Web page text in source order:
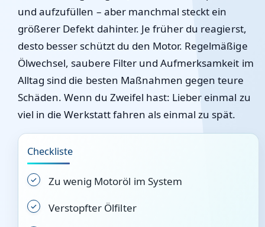
und aufzufüllen – aber manchmal steckt ein
größerer Defekt dahinter. Je früher du reagierst,
desto besser schützt du den Motor. Regelmäßige
Ölwechsel, saubere Filter und Aufmerksamkeit im
Alltag sind die besten Maßnahmen gegen teure
Schäden. Wenn du Zweifel hast: Lieber einmal zu
viel in die Werkstatt fahren als einmal zu spät.
Checkliste
Zu wenig Motoröl im System
Verstopfter Ölfilter